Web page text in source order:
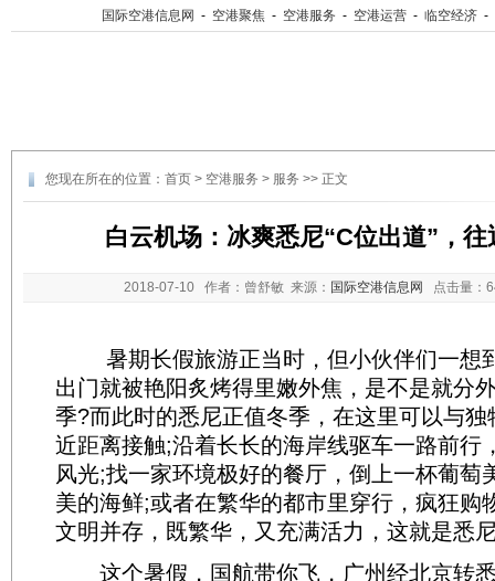
国际空港信息网 - 空港聚焦 - 空港服务 - 空港运营 - 临空经济 -
您现在所在的位置： 首页 > 空港服务 > 服务 >> 正文
白云机场：冰爽悉尼“C位出道”，
2018-07-10 作者：曾舒敏 来源： 国际空港信息网 点击量：
暑期长假旅游正当时，但小伙伴们一想
出门就被艳阳炙烤得里嫩外焦，是不是就分
季?而此时的悉尼正值冬季，在这里可以与
近距离接触;沿着长长的海岸线驱车一路前行
风光;找一家环境极好的餐厅，倒上一杯葡萄
美的海鲜;或者在繁华的都市里穿行，疯狂购
文明并存，既繁华，又充满活力，这就是悉
这个暑假，国航带你飞，广州经北京转